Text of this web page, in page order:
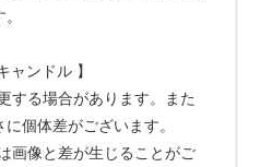
ャンドル 】
する場合があります。また
個体差がございます。
画像と差が生じることがご